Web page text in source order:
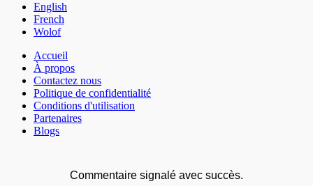
English
French
Wolof
Accueil
À propos
Contactez nous
Politique de confidentialité
Conditions d'utilisation
Partenaires
Blogs
Commentaire signalé avec succès.